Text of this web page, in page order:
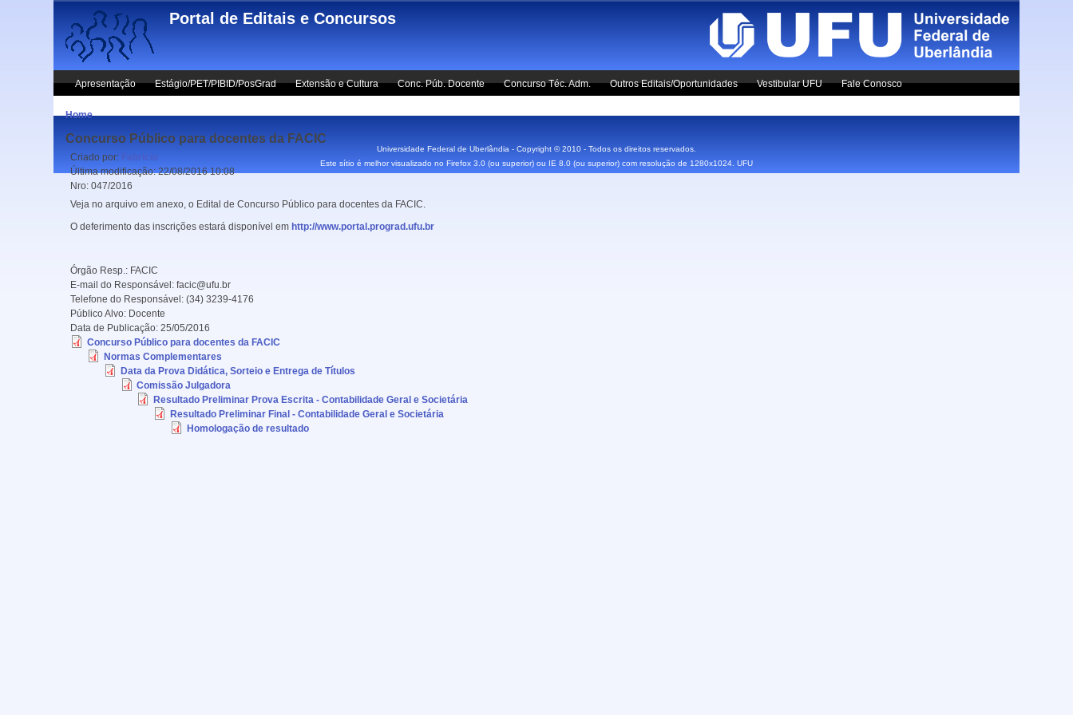
Skip to main content
Portal de Editais e Concursos
Apresentação Estágio/PET/PIBID/PosGrad Extensão e Cultura Conc. Púb. Docente Concurso Téc. Adm. Outros Editais/Oportunidades Vestibular UFU Fale Conosco
Home
Concurso Público para docentes da FACIC
Criado por: Fabricio
Última modificação:22/08/2016 10:08
Nro:047/2016
Veja no arquivo em anexo, o Edital de Concurso Público para docentes da FACIC.
O deferimento das inscrições estará disponível em http://www.portal.prograd.ufu.br
Órgão Resp.: FACIC
E-mail do Responsável:facic@ufu.br
Telefone do Responsável:(34) 3239-4176
Público Alvo: Docente
Data de Publicação:25/05/2016
Concurso Público para docentes da FACIC
Normas Complementares
Data da Prova Didática, Sorteio e Entrega de Títulos
Comissão Julgadora
Resultado Preliminar Prova Escrita - Contabilidade Geral e Societária
Resultado Preliminar Final - Contabilidade Geral e Societária
Homologação de resultado
Universidade Federal de Uberlândia - Copyright © 2010 - Todos os direitos reservados.
Este sítio é melhor visualizado no Firefox 3.0 (ou superior) ou IE 8.0 (ou superior) com resolução de 1280x1024. UFU